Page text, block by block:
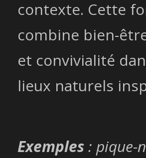
contexte. Cette
combine bien-
et convivialité
lieux naturels
Exemples: pique-